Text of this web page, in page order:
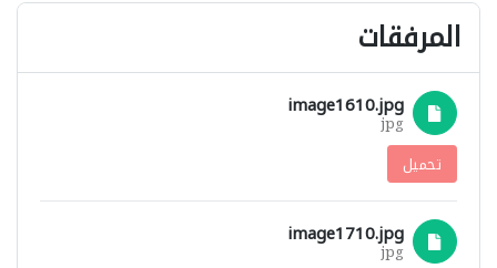
المرفقات
image1610.jpg
jpg
تحميل
image1710.jpg
jpg